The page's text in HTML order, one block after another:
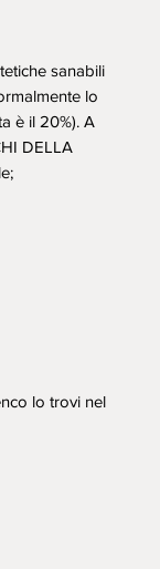
sanabili
lo
è il 20%). A
DELLA
lo trovi nel